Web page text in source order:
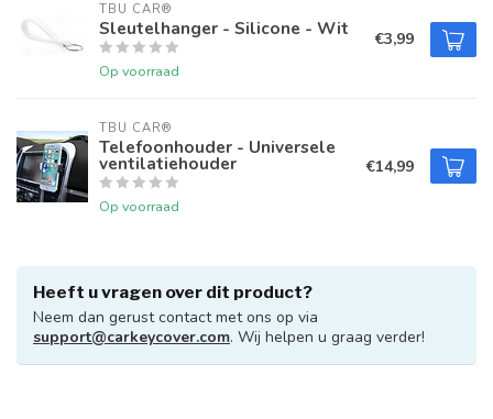
TBU CAR®
Sleutelhanger - Silicone - Wit
Op voorraad
€3,99
TBU CAR®
Telefoonhouder - Universele
ventilatiehouder
Op voorraad
€14,99
Heeft u vragen over dit product?
Neem dan gerust contact met ons op via
support@carkeycover.com. Wij helpen u graag verder!